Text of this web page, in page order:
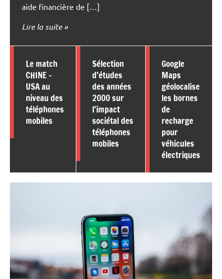
aide financière de […]
Lire la suite
Le match
CHINE –
USA au
niveau des
téléphones
mobiles
Sélection
d’études
des années
2000 sur
l’impact
sociétal des
téléphones
mobiles
Google
Maps
géolocalise
les bornes
de
recharge
pour
véhicules
électriques